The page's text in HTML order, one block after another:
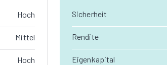
Hoch
Mittel
Hoch
Sicherheit
Rendite
Eigenkapital